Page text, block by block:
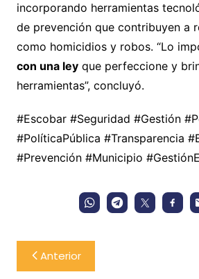
incorporando herramientas
de prevención que contribuyen a
como homicidios y robos. “Lo
con una leyque perfeccione y
herramientas”, concluyó.
#Escobar #Seguridad #Gestión
#PolíticaPública #Transparencia
#Prevención #Municipio
Navegación
de
Anterior